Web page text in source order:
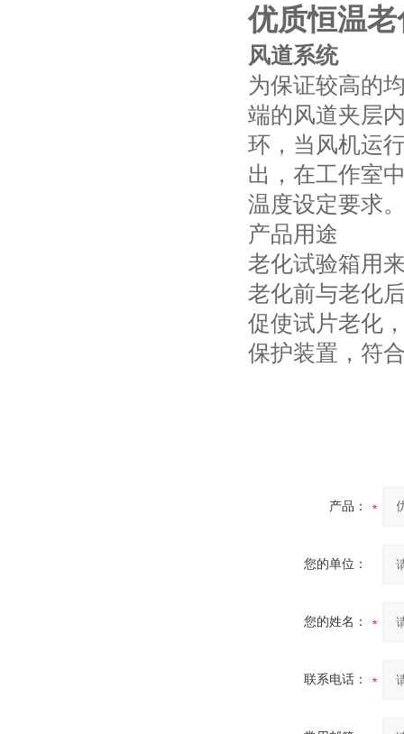
优质恒温
风道系统
为保证较高的
端的风道夹层
环，当风机运
出，在工作室
温度设定要求
产品用途
老化试验箱用
老化前与老化
促使试片老化
保护装置，符
产品：
您的单位：
您的姓名：
联系电话：